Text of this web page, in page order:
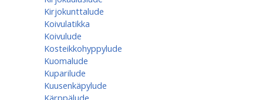
Kirjokunttalude
Koivulatikka
Koivulude
Kosteikkohyppylude
Kuomalude
Kuparilude
Kuusenkäpylude
Kärppälude